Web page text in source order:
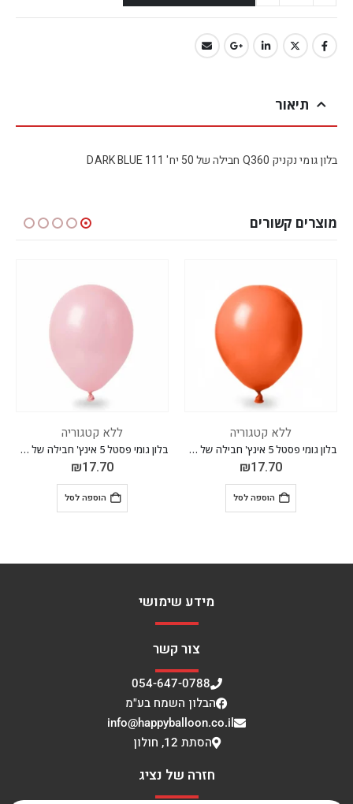
תיאור
בלון גומי נקניק Q360 חבילה של 50 יח' DARK BLUE 111
מוצרים קשורים
ללא קטגוריה
בלון גומי פסטל 5 אינץ' חבילה של 100 יח' CORAL 014
₪17.70
הוספה לסל
ללא קטגוריה
בלון גומי פסטל 5 אינץ' חבילה של 100 יח' PINK 030
₪17.70
הוספה לסל
מידע שימושי
צור קשר
054-647-0788
הבלון השמח בע"מ
info@happyballoon.co.il
הסתת 12, חולון
חזרה של נציג